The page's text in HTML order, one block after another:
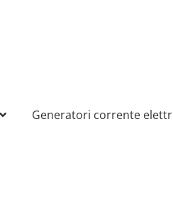
Generatori corrente